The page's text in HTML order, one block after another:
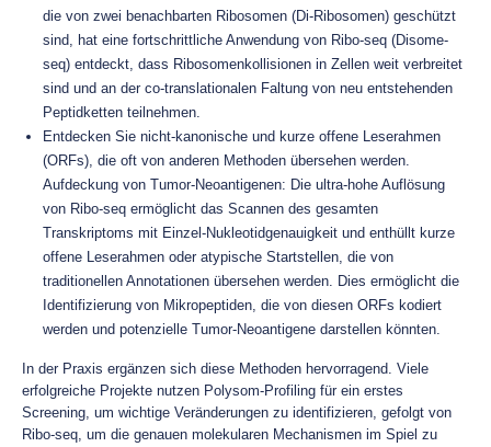
die von zwei benachbarten Ribosomen (Di-Ribosomen) geschützt
sind, hat eine fortschrittliche Anwendung von Ribo-seq (Disome-
seq) entdeckt, dass Ribosomenkollisionen in Zellen weit verbreitet
sind und an der co-translationalen Faltung von neu entstehenden
Peptidketten teilnehmen.
Entdecken Sie nicht-kanonische und kurze offene Leserahmen
(ORFs), die oft von anderen Methoden übersehen werden.
Aufdeckung von Tumor-Neoantigenen: Die ultra-hohe Auflösung
von Ribo-seq ermöglicht das Scannen des gesamten
Transkriptoms mit Einzel-Nukleotidgenauigkeit und enthüllt kurze
offene Leserahmen oder atypische Startstellen, die von
traditionellen Annotationen übersehen werden. Dies ermöglicht die
Identifizierung von Mikropeptiden, die von diesen ORFs kodiert
werden und potenzielle Tumor-Neoantigene darstellen könnten.
In der Praxis ergänzen sich diese Methoden hervorragend. Viele
erfolgreiche Projekte nutzen Polysom-Profiling für ein erstes
Screening, um wichtige Veränderungen zu identifizieren, gefolgt von
Ribo-seq, um die genauen molekularen Mechanismen im Spiel zu